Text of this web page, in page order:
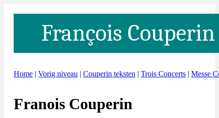
François Couperin
Home | Vorig niveau | Couperin teksten | Trois Concerts | Messe
Franois Couperin